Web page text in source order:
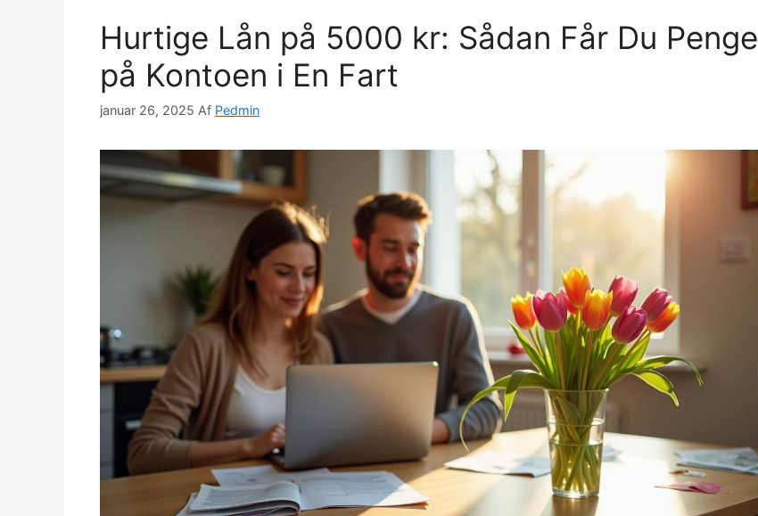
Hurtige Lån på 5000 kr: Sådan Får Du Penge
på Kontoen i En Fart
januar 26, 2025 Af Pedmin